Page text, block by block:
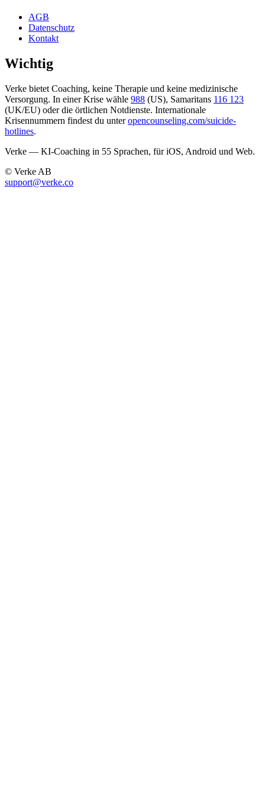
AGB
Datenschutz
Kontakt
Wichtig
Verke bietet Coaching, keine Therapie und keine medizinische
Versorgung. In einer Krise wähle 988 (US), Samaritans 116 123
(UK/EU) oder die örtlichen Notdienste. Internationale
Krisennummern findest du unter opencounseling.com/suicide-
hotlines.
Verke — KI-Coaching in 55 Sprachen, für iOS, Android und Web.
© Verke AB
support@verke.co